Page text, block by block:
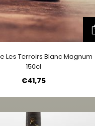
Les Terroirs Blanc Magnum
150cl
€41,75